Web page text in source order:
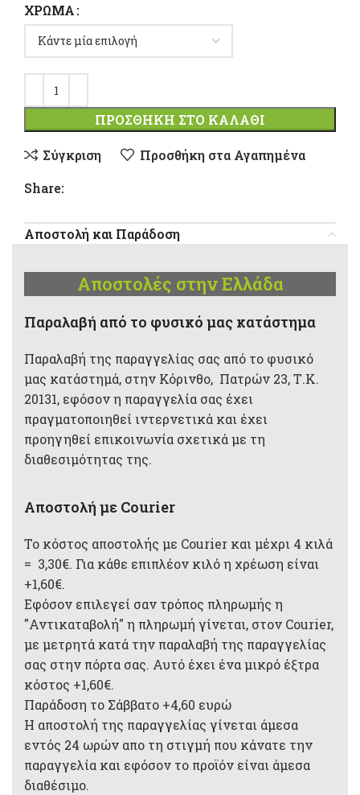
ΧΡΏΜΑ
ΠΡΟΣΘΉΚΗ ΣΤΟ ΚΑΛΆΘΙ
Σύγκριση
Προσθήκη στα Αγαπημένα
Share:
Αποστολή και Παράδοση
Αποστολές στην Ελλάδα
Παραλαβή από το φυσικό μας κατάστημα
Παραλαβή της παραγγελίας σας από το φυσικό
μας κατάστημά, στην Κόρινθο, Πατρών 23, Τ.Κ.
20131, εφόσον η παραγγελία σας έχει
πραγματοποιηθεί ιντερνετικά και έχει
προηγηθεί επικοινωνία σχετικά με τη
διαθεσιμότητας της.
Αποστολή με Courier
Το κόστος αποστολής με Courier και μέχρι 4 κιλά
= 3,30€. Για κάθε επιπλέον κιλό η χρέωση είναι
+1,60€.
Εφόσον επιλεγεί σαν τρόπος πληρωμής η
"Αντικαταβολή" η πληρωμή γίνεται, στον Courier,
με μετρητά κατά την παραλαβή της παραγγελίας
σας στην πόρτα σας. Αυτό έχει ένα μικρό έξτρα
κόστος +1,60€.
Παράδοση το Σάββατο +4,60 ευρώ
Η αποστολή της παραγγελίας γίνεται άμεσα
εντός 24 ωρών απο τη στιγμή που κάνατε την
παραγγελία και εφόσον το προϊόν είναι άμεσα
διαθέσιμο.